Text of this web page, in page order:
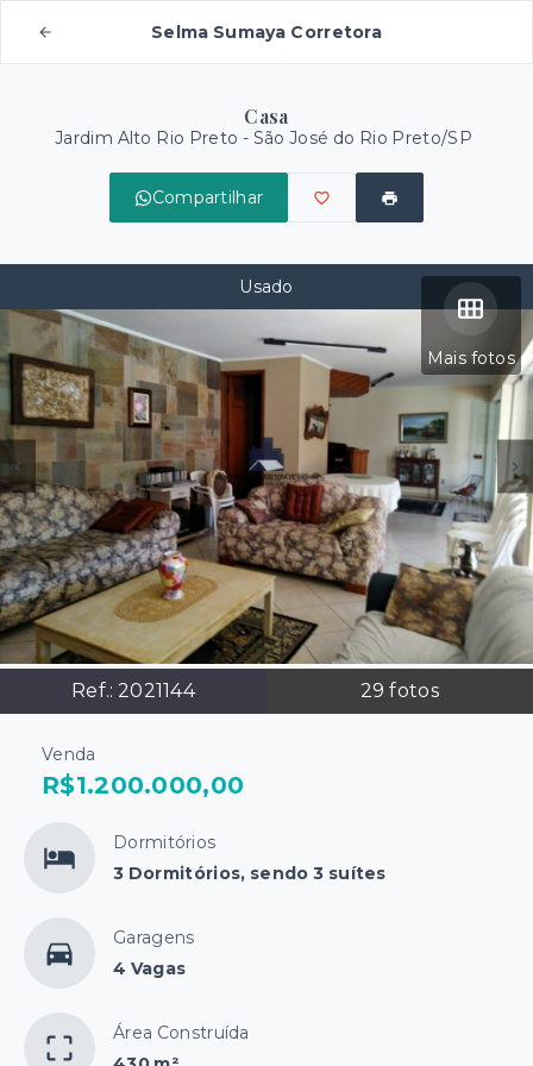
Selma Sumaya Corretora
Casa
Jardim Alto Rio Preto - São José do Rio Preto/SP
Compartilhar
Mais fotos
Ref.: 2021144 29 fotos
Usado
Venda
R$1.200.000,00
Dormitórios
3 Dormitórios, sendo 3 suítes
Garagens
4 Vagas
Área Construída